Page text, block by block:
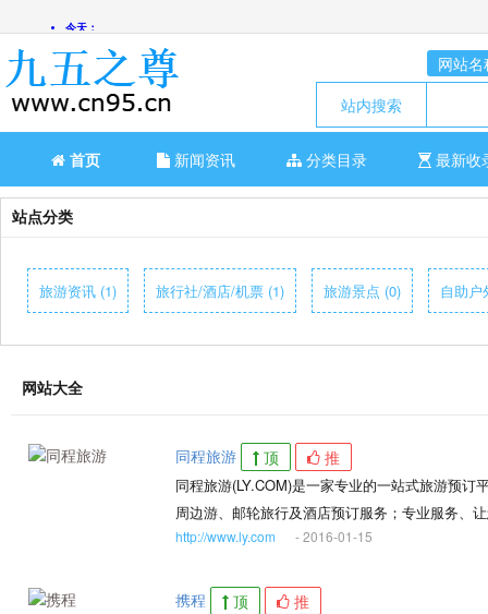
网站名
站内搜索
首页 新闻资讯 分类目录 最新收
站点分类
旅游资讯 (1) 旅行社/酒店/机票 (1) 旅游景点 (0) 自助户
网站大全
同程旅游 顶 推
同程旅游(LY.COM)是一家专业的一站式旅游预
周边游、邮轮旅行及酒店预订服务；专业服务、
http://www.ly.com - 2016-01-15
携程 顶 推